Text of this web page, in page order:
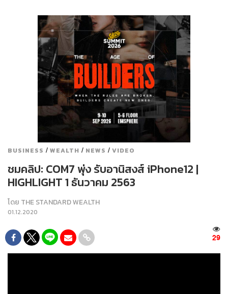
BUSINESS / WEALTH / NEWS / VIDEO
ชมคลิป: COM7 พุ่ง รับอานิสงส์ iPhone12 |
HIGHLIGHT 1 ธันวาคม 2563
โดย THE STANDARD WEALTH
01.12.2020
29